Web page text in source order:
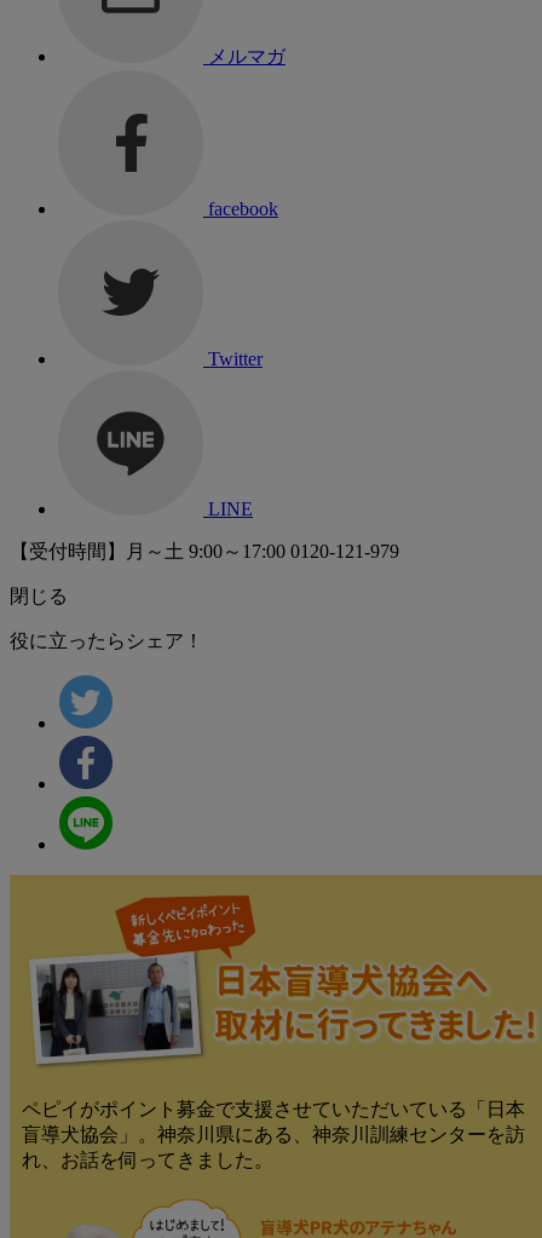
メルマガ
facebook
Twitter
LINE
【受付時間】月～土 9:00～17:00 0120-121-979
閉じる
役に立ったらシェア！
ペピイがポイント募金で支援させていただいている「日本
盲導犬協会」。神奈川県にある、神奈川訓練センターを訪
れ、お話を伺ってきました。